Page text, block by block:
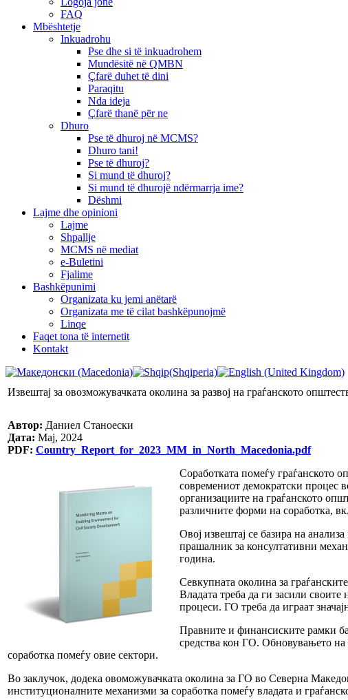
FAQ
Mbështetje
Inkuadrohu
Pse dhe si të inkuadrohem
Mundësitë në QMBN
Çfarë duhet të dini
Paraqitu
Nda ideja
Çfarë thanë për ne
Dhuro
Pse të dhuroj në MCMS?
Dhuro tani!
Pse të dhuroj?
Si mund të dhuroj?
Si mund të dhurojë ndërmarrja ime?
Dëshmi
Lajme dhe opinioni
Lajme
Shpallje
MCMS në mediat
e-Buletini
Fjalime
Bashkëpunimi
Organizata ku jemi anëtarë
Organizata me të cilat bashkëpunojmë
Linqe
Faqet tona të internetit
Kontakt
Извештај за овозможувачката околина за развој на граѓанското
Автор: Даниел Станоески
Дата: Мај, 2024
PDF: Country_Report_for_2023_MM_in_North_Macedonia.pdf
Соработката помеѓу граѓанското
современиот демократски процес
организациите на граѓанското
различните форми на соработка,
Овој извештај се базира на
прашалник за консултативни
година.
Севкупната околина за
Владата треба да ги засили
процеси. ГО треба да играат
Правните и финансиските рамки
средства кон ГО. Обновувањето на
соработка помеѓу овие сектори.
Во заклучок, додека овоможувачката околина за ГО во Северна
институционалните механизми за соработка помеѓу владата и